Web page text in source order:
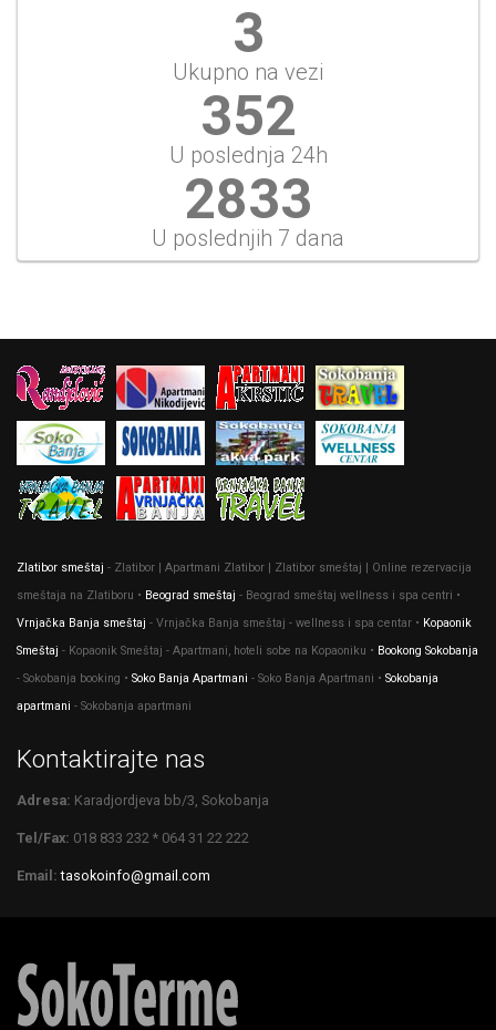
3
Ukupno na vezi
352
U poslednja 24h
2833
U poslednjih 7 dana
Zlatibor smeštaj - Zlatibor | Apartmani Zlatibor | Zlatibor smeštaj | Online rezervacija
smeštaja na Zlatiboru • Beograd smeštaj - Beograd smeštaj wellness i spa centri •
Vrnjačka Banja smeštaj - Vrnjačka Banja smeštaj - wellness i spa centar • Kopaonik
Smeštaj - Kopaonik Smeštaj - Apartmani, hoteli sobe na Kopaoniku • Bookong Sokobanja
- Sokobanja booking • Soko Banja Apartmani - Soko Banja Apartmani • Sokobanja
apartmani - Sokobanja apartmani
Kontaktirajte nas
Adresa: Karadjordjeva bb/3, Sokobanja
Tel/Fax: 018 833 232 * 064 31 22 222
Email: tasokoinfo@gmail.com